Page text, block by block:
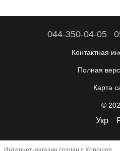
044-350-04-05
Контактная
Полная
Карта
©
Укр